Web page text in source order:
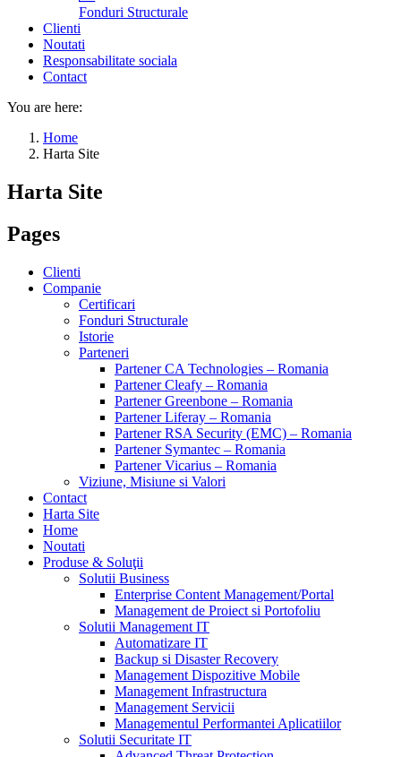
Fonduri Structurale
Clienti
Noutati
Responsabilitate sociala
Contact
You are here:
Home
Harta Site
Harta Site
Pages
Clienti
Companie
Certificari
Fonduri Structurale
Istorie
Parteneri
Partener CA Technologies – Romania
Partener Cleafy – Romania
Partener Greenbone – Romania
Partener Liferay – Romania
Partener RSA Security (EMC) – Romania
Partener Symantec – Romania
Partener Vicarius – Romania
Viziune, Misiune si Valori
Contact
Harta Site
Home
Noutati
Produse & Soluţii
Solutii Business
Enterprise Content Management/Portal
Management de Proiect si Portofoliu
Solutii Management IT
Automatizare IT
Backup si Disaster Recovery
Management Dispozitive Mobile
Management Infrastructura
Management Servicii
Managementul Performantei Aplicatiilor
Solutii Securitate IT